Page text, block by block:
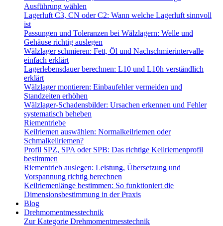
Ausführung wählen
Lagerluft C3, CN oder C2: Wann welche Lagerluft sinnvoll
ist
Passungen und Toleranzen bei Wälzlagern: Welle und
Gehäuse richtig auslegen
Wälzlager schmieren: Fett, Öl und Nachschmierintervalle
einfach erklärt
Lagerlebensdauer berechnen: L10 und L10h verständlich
erklärt
Wälzlager montieren: Einbaufehler vermeiden und
Standzeiten erhöhen
Wälzlager-Schadensbilder: Ursachen erkennen und Fehler
systematisch beheben
Riementriebe
Keilriemen auswählen: Normalkeilriemen oder
Schmalkeilriemen?
Profil SPZ, SPA oder SPB: Das richtige Keilriemenprofil
bestimmen
Riementrieb auslegen: Leistung, Übersetzung und
Vorspannung richtig berechnen
Keilriemenlänge bestimmen: So funktioniert die
Dimensionsbestimmung in der Praxis
Blog
Drehmomentmesstechnik
Zur Kategorie Drehmomentmesstechnik